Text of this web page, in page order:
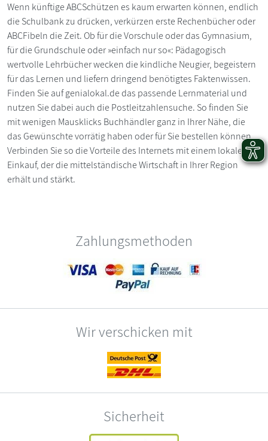
Wenn künftige ABCSchützen es kaum erwarten können, endlich
die Schulbank zu drücken, verkürzen erste Rechenbücher oder
ABCFibeln die Zeit. Ob für die Vorschule oder das Gymnasium,
für die Grundschule oder »einfach nur so«: Pädagogisch
wertvolle Lehrbücher wecken die kindliche Neugier, begeistern
für das Lernen und liefern dringend benötigtes Faktenwissen.
Finden Sie auf genialokal.de das passende Lernmaterial und
nutzen Sie dabei auch die Postleitzahlensuche. So finden Sie
mit wenigen Mausklicks Buchhändler ganz in Ihrer Nähe, die
das Gewünschte vorrätig haben oder für Sie bestellen können.
Verbinden Sie so die Vorteile des Internets mit einem lokalen
Einkauf, der die mittelständische Wirtschaft in Ihrer Region
erhält und stärkt.
Zahlungsmethoden
Wir verschicken mit
Sicherheit